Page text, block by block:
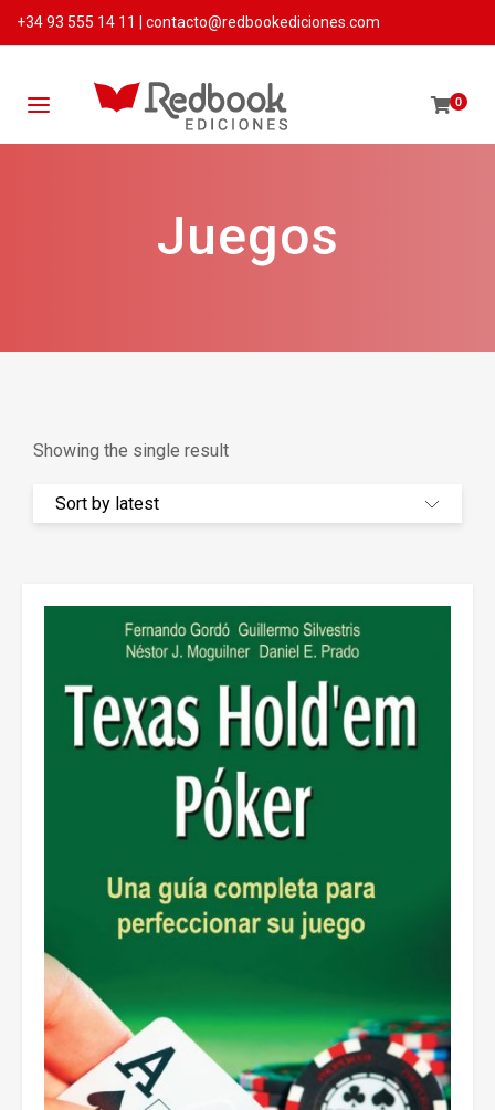
+34 93 555 14 11 contacto@redbookediciones.com
0
Juegos
Showing the single result